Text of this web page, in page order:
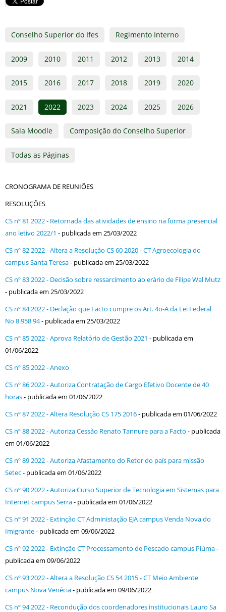
Conselho Superior do Ifes Regimento Interno
2009 2010 2011 2012 2013 2014
2015 2016 2017 2018 2019 2020
2021 2022 2023 2024 2025 2026
Sala Moodle Composição do Conselho Superior
Todas as Páginas
CRONOGRAMA DE REUNIÕES
RESOLUÇÕES
CS nº 81 2022 - Retornada das atividades de ensino na forma presencial
ano letivo 2022/1 - publicada em 25/03/2022
CS nº 82 2022 - Altera a Resolução CS 60 2020 - CT Agroecologia do
campus Santa Teresa- publicada em 25/03/2022
CS nº 83 2022 - Decisão sobre ressarcimento ao erário de Filipe Wal Mutz
- publicada em 25/03/2022
CS nº 84 2022 - Declação que Facto cumpre os Art. 4o-A da Lei Federal
No 8.958 94- publicada em 25/03/2022
CS nº 85 2022 - Aprova Relatório de Gestão 2021 - publicada em
01/06/2022
CS nº 85 2022 - Anexo
CS nº 86 2022 - Autoriza Contratação de Cargo Efetivo Docente de 40
horas- publicada em 01/06/2022
CS nº 87 2022 - Altera Resolução CS 175 2016- publicada em 01/06/2022
CS nº 88 2022 - Autoriza Cessão Renato Tannure para a Facto - publicada
em 01/06/2022
CS nº 89 2022 - Autoriza Afastamento do Retor do país para missão
Setec- publicada em 01/06/2022
CS nº 90 2022 - Autoriza Curso Superior de Tecnologia em Sistemas para
Internet campus Serra- publicada em 01/06/2022
CS nº 91 2022 - Extinção CT Administação EJA campus Venda Nova do
Imigrante- publicada em 09/06/2022
CS nº 92 2022 - Extinção CT Processamento de Pescado campus Piúma-
publicada em 09/06/2022
CS nº 93 2022 - Altera a Resolução CS 54 2015 - CT Meio Ambiente
campus Nova Venécia- publicada em 09/06/2022
CS nº 94 2022 - Recondução dos coordenadores institucionais Lauro Sa